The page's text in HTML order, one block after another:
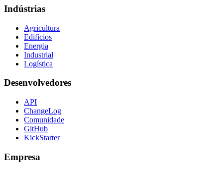
Indústrias
Agricultura
Edifícios
Energia
Industrial
Logística
Desenvolvedores
API
ChangeLog
Comunidade
GitHub
KickStarter
Empresa